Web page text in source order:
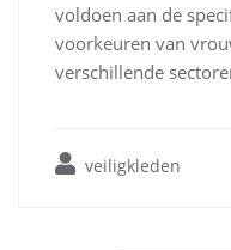
voldoen aan de
voorkeuren van
verschillende
veiligkleden